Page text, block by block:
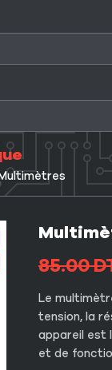
85.00
Le
tension, la
appareil est
et de